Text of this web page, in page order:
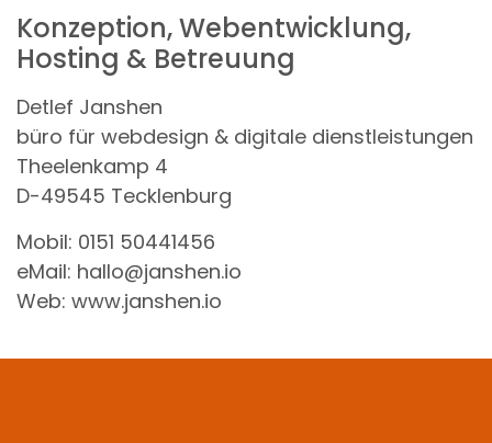
Konzeption, Webentwicklung,
Hosting & Betreuung
Detlef Janshen
büro für webdesign & digitale dienstleistungen
Theelenkamp 4
D-49545 Tecklenburg
Mobil: 0151 50441456
eMail: hallo@janshen.io
Web: www.janshen.io